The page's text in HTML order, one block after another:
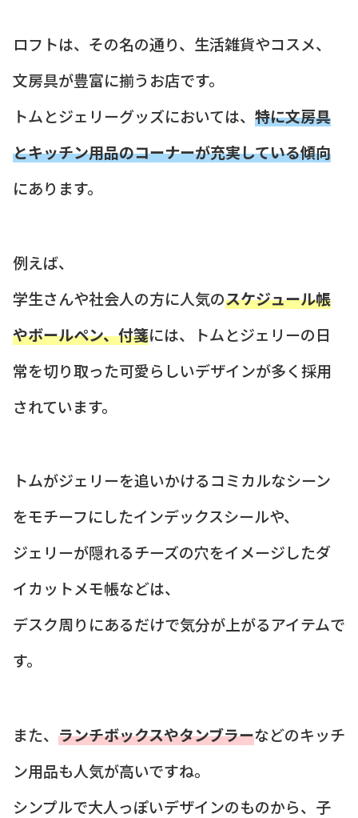
ロフトは、その名の通り、生活雑貨やコスメ、
文房具が豊富に揃うお店です。
トムとジェリーグッズにおいては、 特に文房具
とキッチン用品のコーナーが充実している傾向
にあります。
例えば、
学生さんや社会人の方に人気のスケジュール帳
やボールペン、付箋には、トムとジェリーの日
常を切り取った可愛らしいデザインが多く採用
されています。
トムがジェリーを追いかけるコミカルなシーン
をモチーフにしたインデックスシールや、
ジェリーが隠れるチーズの穴をイメージしたダ
イカットメモ帳などは、
デスク周りにあるだけで気分が上がるアイテムで
す。
また、 ランチボックスやタンブラーなどのキッチ
ン用品も人気が高いですね。
シンプルで大人っぽいデザインのものから、子